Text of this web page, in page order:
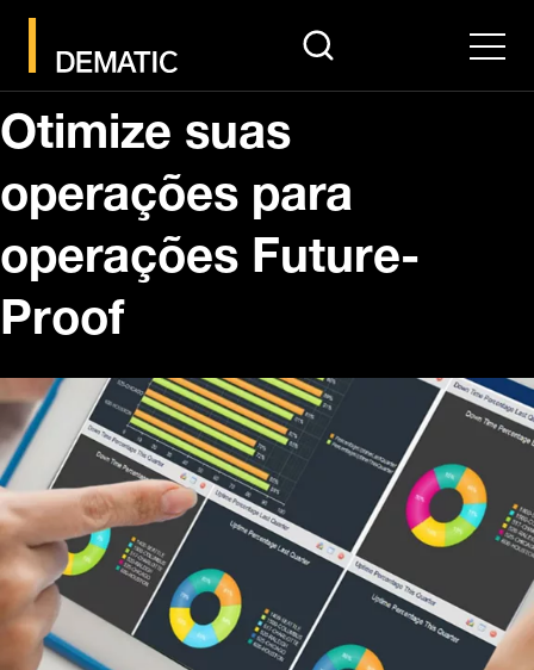
search Menu
Otimize suas
operações para
operações Future-
Proof